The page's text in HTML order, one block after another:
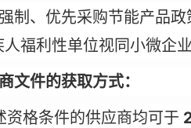
制、优先采购节能产品
人福利性单位视同小微企
文件的获取方式：
资格条件的供应商均可于